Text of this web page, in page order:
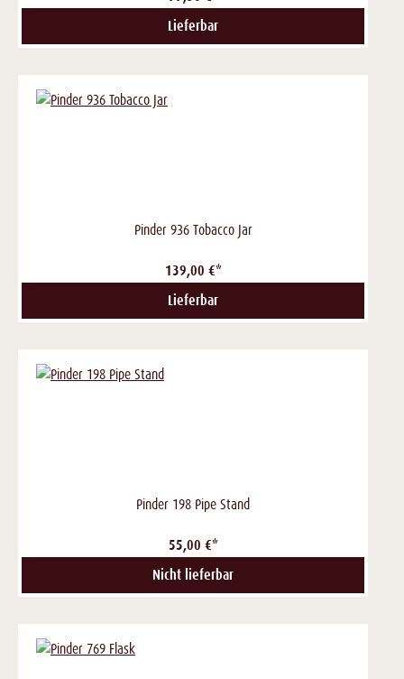
Lieferbar
Pinder 936 Tobacco Jar
139,00 €*
Lieferbar
Pinder 198 Pipe Stand
55,00 €*
Nicht lieferbar